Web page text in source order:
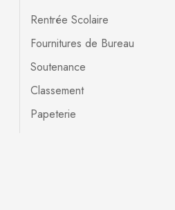
Rentrée Scolaire
Fournitures de Bureau
Soutenance
Classement
Papeterie